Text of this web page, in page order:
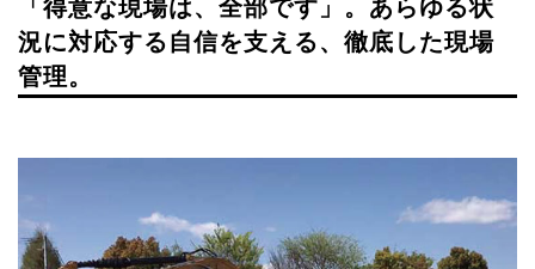
「得意な現場は、全部です」。あらゆる状
況に対応する自信を支える、徹底した現場
管理。